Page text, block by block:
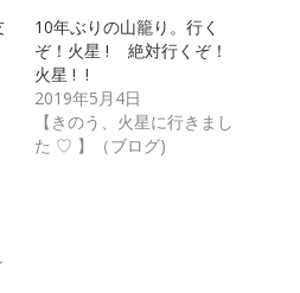
10年ぶりの山籠り。行く
ぞ！火星 ! 絶対行くぞ！
火星 ! !
2019年5月4日
【きのう、火星に行きまし
た ♡ 】（ブログ)